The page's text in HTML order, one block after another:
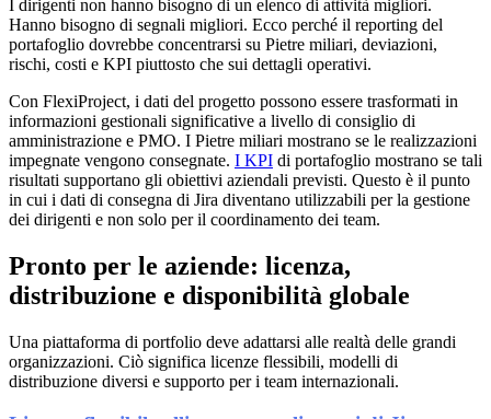
I dirigenti non hanno bisogno di un elenco di attività migliori.
Hanno bisogno di segnali migliori. Ecco perché il reporting del
portafoglio dovrebbe concentrarsi su Pietre miliari, deviazioni,
rischi, costi e KPI piuttosto che sui dettagli operativi.
Con FlexiProject, i dati del progetto possono essere trasformati in
informazioni gestionali significative a livello di consiglio di
amministrazione e PMO. I Pietre miliari mostrano se le realizzazioni
impegnate vengono consegnate. I KPI di portafoglio mostrano se tali
risultati supportano gli obiettivi aziendali previsti. Questo è il punto
in cui i dati di consegna di Jira diventano utilizzabili per la gestione
dei dirigenti e non solo per il coordinamento dei team.
Pronto per le aziende: licenza,
distribuzione e disponibilità globale
Una piattaforma di portfolio deve adattarsi alle realtà delle grandi
organizzazioni. Ciò significa licenze flessibili, modelli di
distribuzione diversi e supporto per i team internazionali.